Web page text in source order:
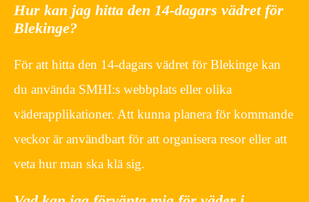
Hur kan jag hitta den 14-dagars vädret för
Blekinge?
För att hitta den 14-dagars vädret för Blekinge kan
du använda SMHI:s webbplats eller olika
väderapplikationer. Att kunna planera för kommande
veckor är användbart för att organisera resor eller att
veta hur man ska klä sig.